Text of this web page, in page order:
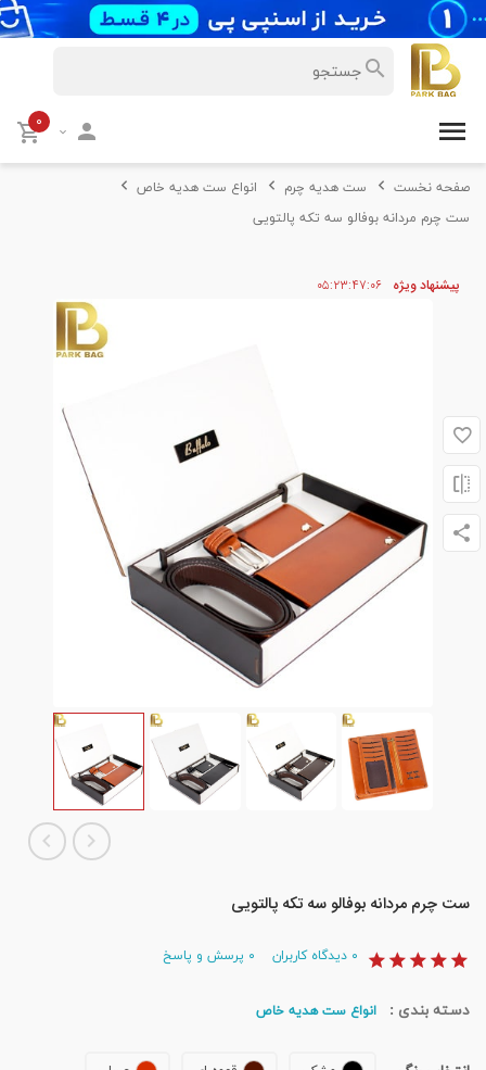
۰
صفحه نخست ست هدیه چرم
انواع ست هدیه خاص
ست چرم مردانه بوفالو سه تکه پالتویی
پیشنهاد ویژه ۰۵ ۲۳ ۴۷ ۰۵
ست چرم مردانه بوفالو سه تکه پالتویی
دیدگاه کاربران پرسش و پاسخ
دسته بندی : انواع ست هدیه خاص